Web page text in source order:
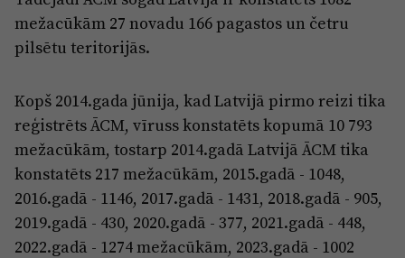
mežacūkām 27 novadu 166 pagastos un četru
pilsētu teritorijās.
Kopš 2014.gada jūnija, kad Latvijā pirmo reizi tika
reģistrēts ĀCM, vīruss konstatēts kopumā 10 793
mežacūkām, tostarp 2014.gadā Latvijā ĀCM tika
konstatēts 217 mežacūkām, 2015.gadā - 1048,
2016.gadā - 1146, 2017.gadā - 1431, 2018.gadā - 905,
2019.gadā - 430, 2020.gadā - 377, 2021.gadā - 448,
2022.gadā - 1274 mežacūkām, 2023.gadā - 1002